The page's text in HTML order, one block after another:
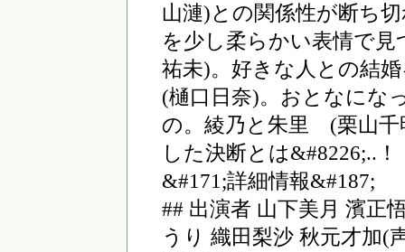
山漣)との関係性が断ち
を少し柔らかい表情で
祐未)。好きな人との結
(樋口日奈)。おとなにな
の。綾乃と朱里 (栗山千
した決断とは&#8226;..！
&#171;詳細情報&#187;
## 出演者 山下美月 濱正
うり 織田梨沙 秋元才